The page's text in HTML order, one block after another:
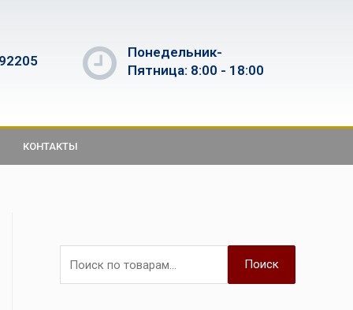
Понедельник-
Пятница: 8:00 - 18:00
КОНТАКТЫ
Поиск